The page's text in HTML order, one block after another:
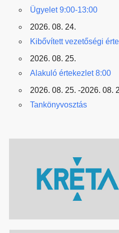
Ügyelet 9:00-13:00
2026. 08. 24.
Kibővített vezetőségi
2026. 08. 25.
Alakuló értekezlet 8:00
2026. 08. 25. -2026. 08.
Tankönyvosztás